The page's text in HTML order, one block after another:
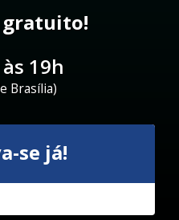
gratuito!
19h
Brasília)
se já!